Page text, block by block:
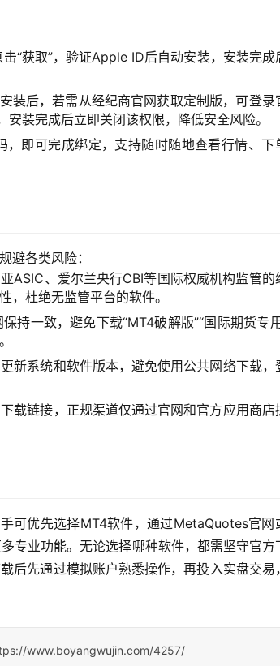
“获取”，验证Apple ID后自动安装，安装完成
装后，若需从经纪商官网获取定制版，可登录
装完成后立即关闭该权限，降低安全风险。
即可完成绑定，支持随时随地查看行情、下
避各类风险：
ASIC、爱尔兰央行CBI等国际权威机构监管的
，杜绝无监管平台的软件。
持一致，避免下载“MT4破解版”“国际期货专
新系统和软件版本，避免使用公共网络下载，
载链接，正规渠道仅通过官网和官方应用商店
可优先选择MT4软件，通过MetaQuotes官网
专业功能。无论选择哪种软件，都需坚守官方
后先通过模拟账户熟悉操作，再投入实盘交易
www.boyangwujin.com/4257/